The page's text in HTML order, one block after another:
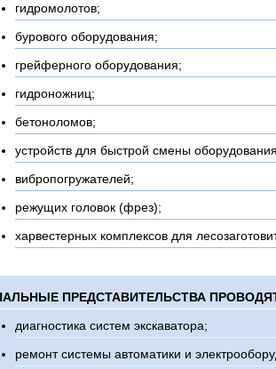
гидромолотов;
бурового оборудования;
грейферного оборудования;
гидроножниц;
бетоноломов;
устройств для быстрой смены
вибропогружателей;
режущих головок (фрез);
харвестерных комплексов для
ПРЕДСТАВИТЕЛЬСТВА
диагностика систем экскаватора;
ремонт системы автоматики и